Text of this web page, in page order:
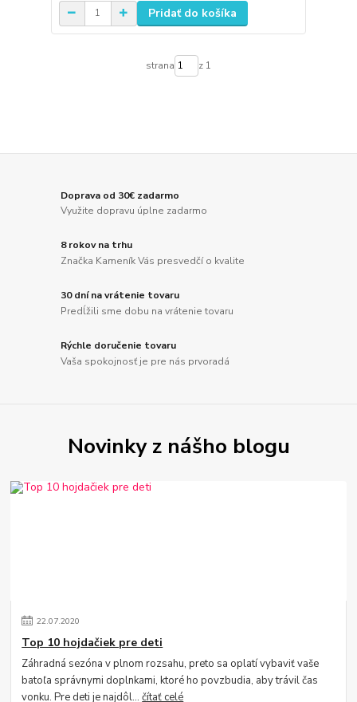
Pridať do košíka
strana z 1
Doprava od 30€ zadarmo
Využite dopravu úplne zadarmo
8 rokov na trhu
Značka Kameník Vás presvedčí o kvalite
30 dní na vrátenie tovaru
Predĺžili sme dobu na vrátenie tovaru
Rýchle doručenie tovaru
Vaša spokojnosť je pre nás prvoradá
Novinky z nášho blogu
22.07.2020
Top 10 hojdačiek pre deti
Záhradná sezóna v plnom rozsahu, preto sa oplatí vybaviť vaše
batoľa správnymi doplnkami, ktoré ho povzbudia, aby trávil čas
vonku. Pre deti je najdôl...čítať celé